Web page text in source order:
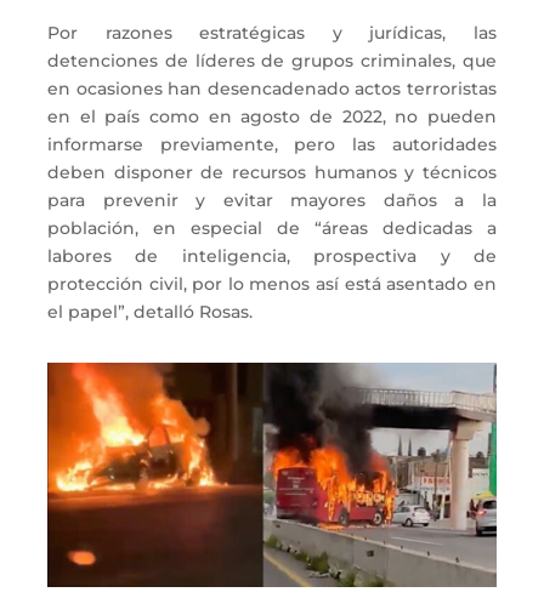
Por razones estratégicas y jurídicas, las
detenciones de líderes de grupos criminales, que
en ocasiones han desencadenado actos terroristas
en el país como en agosto de 2022, no pueden
informarse previamente, pero las autoridades
deben disponer de recursos humanos y técnicos
para prevenir y evitar mayores daños a la
población, en especial de “áreas dedicadas a
labores de inteligencia, prospectiva y de
protección civil, por lo menos así está asentado en
el papel”, detalló Rosas.